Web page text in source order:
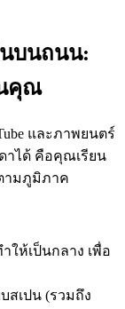
นบนถนน:
คุณ
และภาพยนตร์
าได้ คือคุณเรียน
ามภูมิภาค
ให้เป็นกลาง เพื่อ
สเปน (รวมถึง